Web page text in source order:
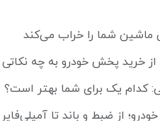
خرید پخش خودرو به چه نکاتی
کدام یک برای شما بهتر است؟
از ضبط و باند تا آمپلی‌فایر